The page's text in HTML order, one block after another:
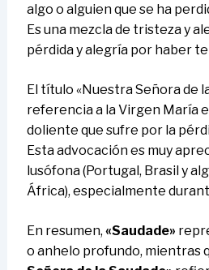
algo o alguien que se ha
Es una mezcla de tristeza y
pérdida y alegría por haber
El título «Nuestra Señora de
referencia a la Virgen María
doliente que sufre por la
Esta advocación es muy
lusófona (Portugal, Brasil y
África), especialmente
En resumen, «Saudade»
o anhelo profundo, mientras